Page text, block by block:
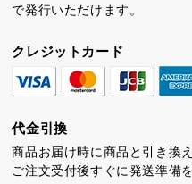
で発行いただけます。
クレジットカード
代金引換
商品お届け時に商品と引き換
ご注文受付後すぐに発送準備